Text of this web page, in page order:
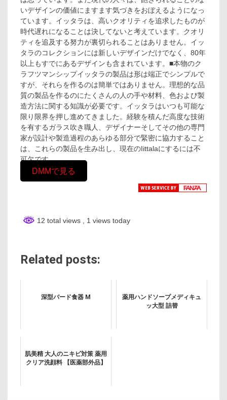
いデザインの価値にますます気づきをおぼえるようになっ
ています。イッタラは、高いクオリティを追求したものが
時代遅れになることは決してないと考えています。クオリ
ティを追及する努力が裏切られることはありません。イッ
タラのコレクションには新しいデザインだけでなく、80年
以上もすでにあるデザインも含まれています。■本物のク
ラフツマンシップイッタラの製品は形は端正でシンプルで
すが、それらを作るのは簡単ではありません。理想的な品
質の製品を作るのにたくさんの人の手や材料、色および製
造方法に関する知識が必要です。イッタラはいつも可能な
限り限界を押し進めてきました。経験を積んだ高度な技術
を有するガラス吹き職人、デザイナーそしてその他の専門
家が設計や製造過程のあらゆる部分で緊密に協力すること
は、これらの製品を生み出し、現在のIittalaにするには不
可欠です。
DMMで見る
12 total views , 1 views today
Related posts:
深型バード食器 M
薬用ハンドソープメディキュ
ッ大型 詰替
肌美精 大人のニキビ対策 薬用
クリア洗顔料 【医薬部外品】